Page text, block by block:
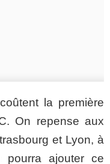
la première
On repense aux
et Lyon, à
ajouter ce